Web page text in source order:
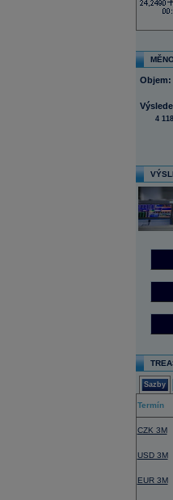
Objem:
4
Sazby
Termín
CZK 3M
USD 3M
EUR 3M